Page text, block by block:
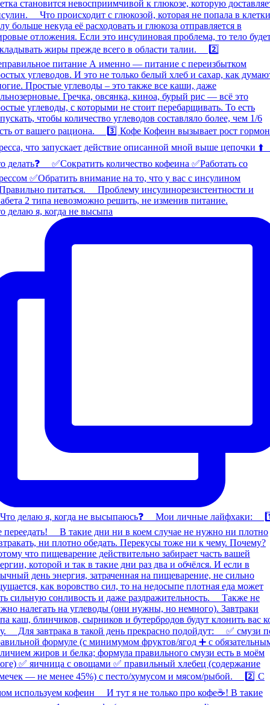
делаю я, когда не высыпа